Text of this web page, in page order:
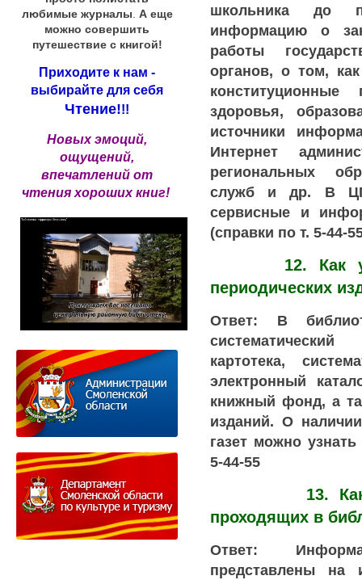
школьника до
информацию о
работы
органов, о том,
здоровья,
источники
Интернет
региональных
служб и др. В
сервисные и
(справки по т. 5-44-
12. Как
периодических
Ответ: В
картотека,
электронный
книжный фонд, а
изданий. О
газет можно
5-44-55
13. Как
проходящих в
Ответ:
представлены на
любимые журналы А еще
можно совершить
путешествие с книгой!
Приходите к нам -
выбирайте для себя
Чтение!!!
Новых эмоций,
ощущений,
впечатлений от
чтения хороших книг!